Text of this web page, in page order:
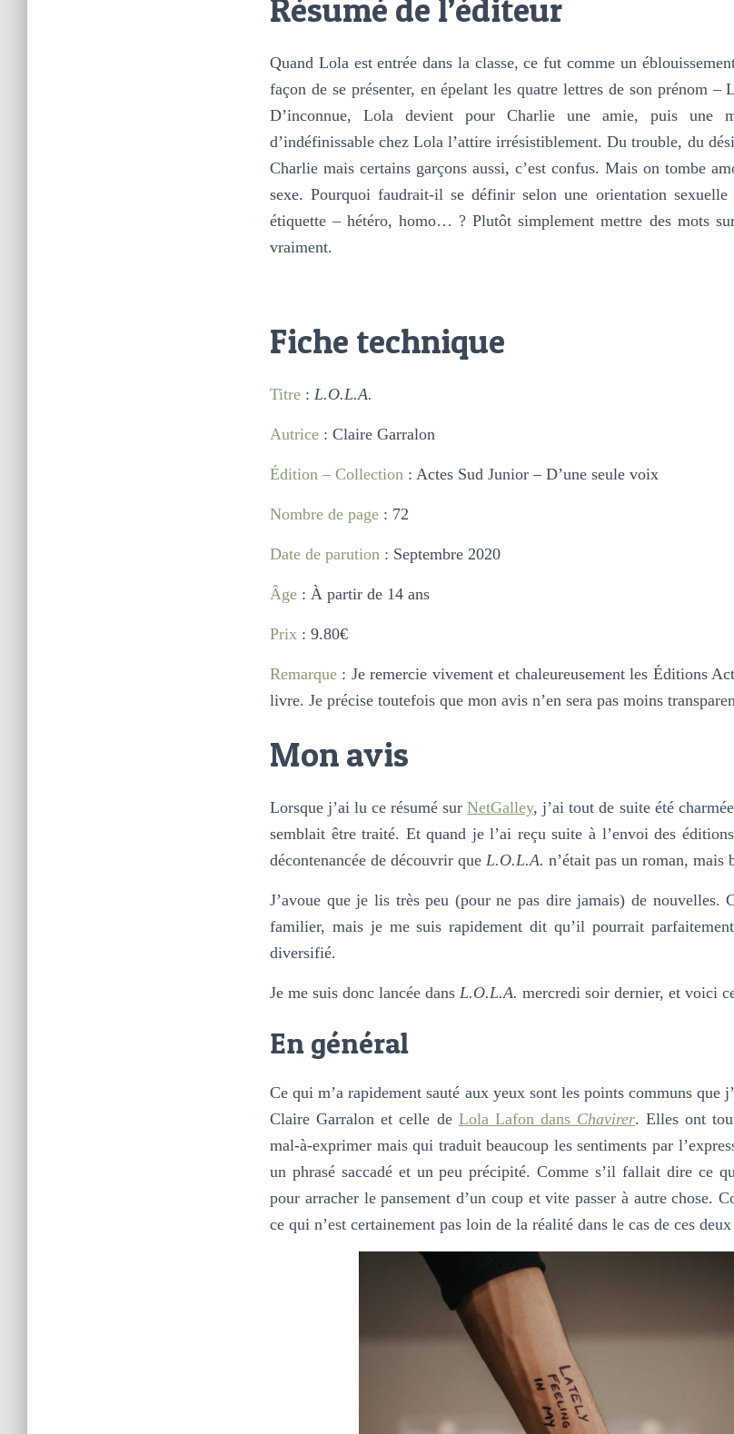
Résumé de l’éditeur
Quand Lola est entrée dans la classe, ce fut comme un
façon de se présenter, en épelant les quatre lettres de son prénom
D’inconnue, Lola devient pour Charlie une amie, puis une
d’indéfinissable chez Lola l’attire irrésistiblement. Du trouble, du
Charlie mais certains garçons aussi, c’est confus. Mais on tombe
sexe. Pourquoi faudrait-il se définir selon une orientation
étiquette – hétéro, homo… ? Plutôt simplement mettre des mots
vraiment.
Fiche technique
Titre : L.O.L.A.
Autrice : Claire Garralon
Édition – Collection : Actes Sud Junior – D’une seule voix
Nombre de page : 72
Date de parution : Septembre 2020
Âge : À partir de 14 ans
Prix : 9.80€
Remarque : Je remercie vivement et chaleureusement les Éditions
livre. Je précise toutefois que mon avis n’en sera pas moins
Mon avis
Lorsque j’ai lu ce résumé surNetGalley, j’ai tout de suite été
semblait être traité. Et quand je l’ai reçu suite à l’envoi des
décontenancée de découvrir que L.O.L.A. n’était pas un roman, mais
J’avoue que je lis très peu (pour ne pas dire jamais) de nouvelles.
familier, mais je me suis rapidement dit qu’il pourrait
diversifié.
Je me suis donc lancée dans L.O.L.A. mercredi soir dernier, et voici
En général
Ce qui m’a rapidement sauté aux yeux sont les points communs que
Claire Garralon et celle de Lola Lafon dans Chavirer. Elles ont
mal-à-exprimer mais qui traduit beaucoup les sentiments par
un phrasé saccadé et un peu précipité. Comme s’il fallait dire ce
pour arracher le pansement d’un coup et vite passer à autre chose.
ce qui n’est certainement pas loin de la réalité dans le cas de ces